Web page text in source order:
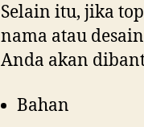
Selain itu, jika
nama atau
Anda akan
Bahan